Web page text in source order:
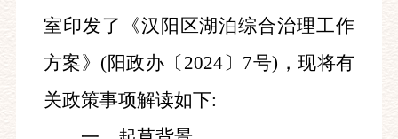
室印发了《汉阳区湖泊综合治理工作
方案》(阳政办〔2024〕7号)，现将有
关政策事项解读如下: